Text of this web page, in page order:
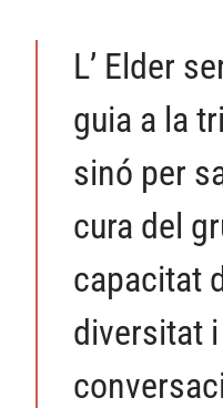
L’ Elder
guia a la
sinó per
cura del
capacitat
diversitat